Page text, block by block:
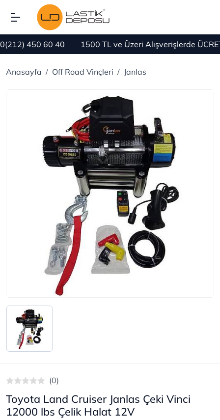
450 60 40 1500 TL ve Üzeri Alışverişlerde ÜCRETSİZ
Anasayfa Off Road Vinçleri Janlas
(0)
Toyota Land Cruiser Janlas Çeki Vinci
12000 lbs Çelik Halat 12V